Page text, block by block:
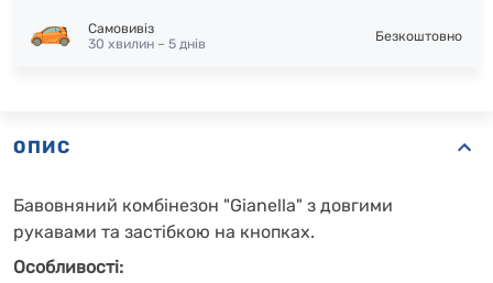
Самовивіз
30 хвилин – 5 днів
Безкоштовно
ОПИС
Бавовняний комбінезон "Gianella" з довгими
рукавами та застібкою на кнопках.
Особливості: